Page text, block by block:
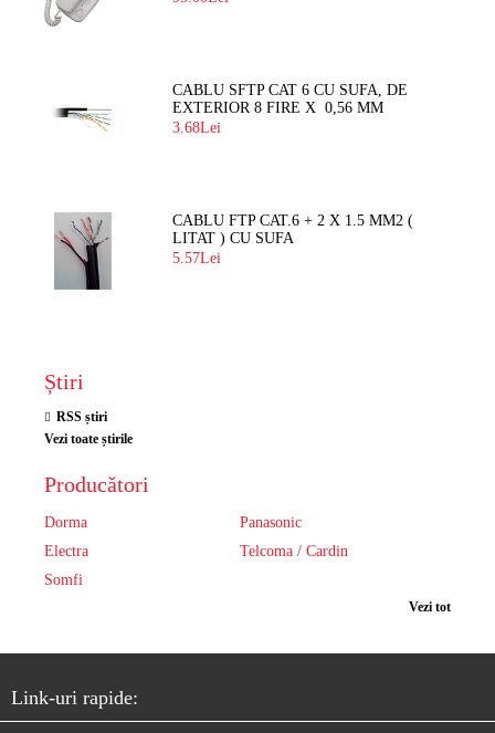
CABLU SFTP CAT 6 CU SUFA, DE
EXTERIOR 8 FIRE X 0,56 MM
3.68Lei
CABLU FTP CAT.6 + 2 X 1.5 MM2 (
LITAT ) CU SUFA
5.57Lei
Știri
RSS știri
Vezi toate știrile
Producători
Dorma
Panasonic
Electra
Telcoma / Cardin
Somfi
Vezi tot
Link-uri rapide: